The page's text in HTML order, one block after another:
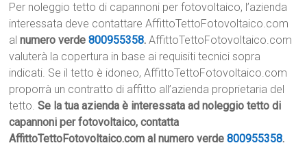
Per noleggio tetto di capannoni per fotovoltaico, l’azienda
interessata deve contattare AffittoTettoFotovoltaico.com
alnumero verde800955358. AffittoTettoFotovoltaico.com
valuterà la copertura in base ai requisiti tecnici sopra
indicati. Se il tetto è idoneo, AffittoTettoFotovoltaico.com
proporrà un contratto di affitto all’azienda proprietaria del
tetto.Se la tua azienda è interessata ad noleggio tetto di
capannoni per fotovoltaico, contatta
AffittoTettoFotovoltaico.com al numero verde800955358.